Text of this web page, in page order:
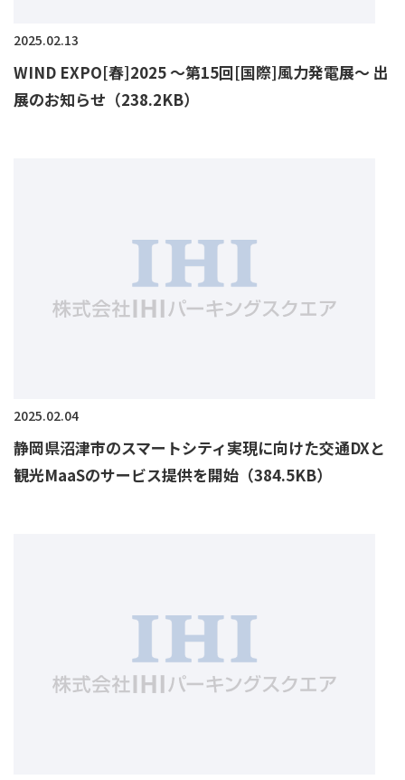
2025.02.13
WIND EXPO[春]2025 ～第15回[国際]風力発電展～ 出
展のお知らせ（238.2KB）
2025.02.04
静岡県沼津市のスマートシティ実現に向けた交通DXと
観光MaaSのサービス提供を開始（384.5KB）